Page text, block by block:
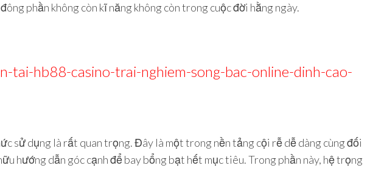
phần không còn kĩ năng không còn trong cuộc đời hằng ngày.
hb88-casino-trai-nghiem-song-bac-online-dinh-cao-
sử dụng là rất quan trọng. Đây là một trong nền tảng cội rễ dễ dàng cùng đối
hướng dẫn góc cạnh để bay bổng bạt hết mục tiêu. Trong phần này, hệ trọng